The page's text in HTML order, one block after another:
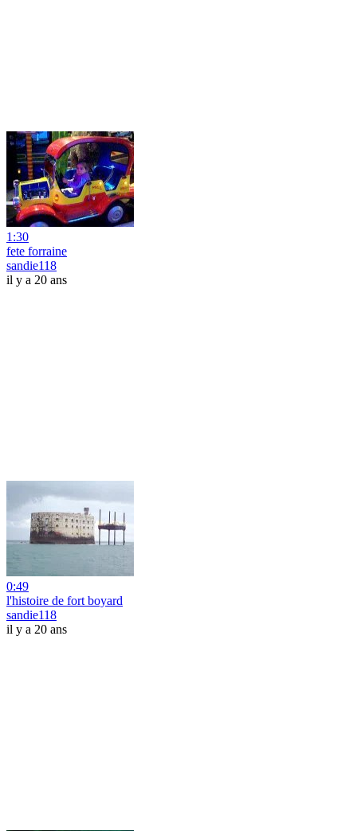
1:30
fete forraine
sandie118
il y a 20 ans
0:49
l'histoire de fort boyard
sandie118
il y a 20 ans